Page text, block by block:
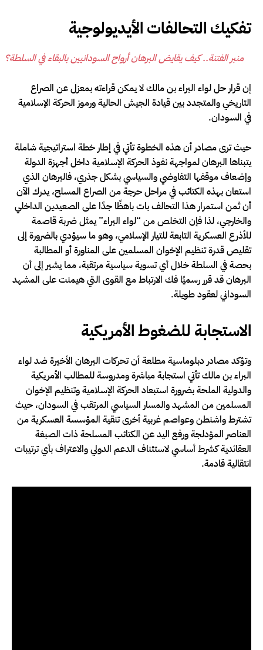
تفكيك التحالفات الأيديولوجية
منبر الفتنة.. كيف يقايض البرهان أرواح السودانيين بالبقاء في السلطة؟
إن قرار حل لواء البراء بن مالك لا يمكن قراءته بمعزل عن الصراع
التاريخي والمتجدد بين قيادة الجيش الحالية ورموز الحركة الإسلامية
في السودان.
حيث ترى مصادر أن هذه الخطوة تأتي في إطار خطة استراتيجية شاملة
يتبناها البرهان لمواجهة نفوذ الحركة الإسلامية داخل أجهزة الدولة
وإضعاف موقفها التفاوضي والسياسي بشكل جذري، فالبرهان الذي
استعان بهذه الكتائب في مراحل حرجة من الصراع المسلح، يدرك الآن
أن ثمن استمرار هذا التحالف بات باهظًا جدًا على الصعيدين الداخلي
والخارجي، لذا فإن التخلص من “لواء البراء” يمثل ضربة قاصمة
للأذرع العسكرية التابعة للتيار الإسلامي، وهو ما سيؤدي بالضرورة إلى
تقليص قدرة تنظيم الإخوان المسلمين على المناورة أو المطالبة
بحصة في السلطة خلال أي تسوية سياسية مرتقبة، مما يشير إلى أن
البرهان قد قرر رسميًا فك الارتباط مع القوى التي هيمنت على المشهد
السوداني لعقود طويلة.
الاستجابة للضغوط الأمريكية
وتؤكد مصادر دبلوماسية مطلعة أن تحركات البرهان الأخيرة ضد لواء
البراء بن مالك تأتي استجابة مباشرة ومدروسة للمطالب الأمريكية
والدولية الملحة بضرورة استبعاد الحركة الإسلامية وتنظيم الإخوان
المسلمين من المشهد والمسار السياسي المرتقب في السودان، حيث
تشترط واشنطن وعواصم غربية أخرى تنقية المؤسسة العسكرية من
العناصر المؤدلجة ورفع اليد عن الكتائب المسلحة ذات الصبغة
العقائدية كشرط أساسي لاستئناف الدعم الدولي والاعتراف بأي ترتيبات
انتقالية قادمة.